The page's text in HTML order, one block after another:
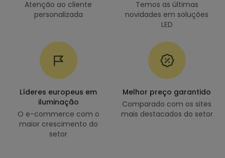
Atenção ao cliente
personalizada
Temos as últimas
novidades em soluções
LED
Líderes europeus em
iluminação
O e-commerce com o
maior crescimento do
setor
Melhor preço garantido
Comparado com os sites
mais destacados do setor